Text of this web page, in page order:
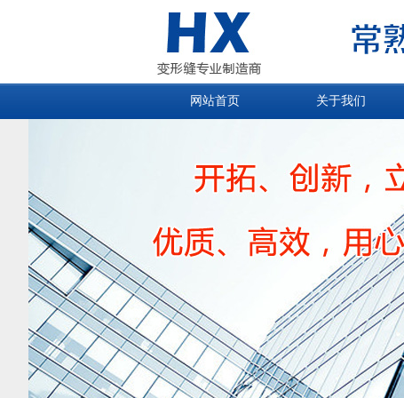
网站首页 关于我们